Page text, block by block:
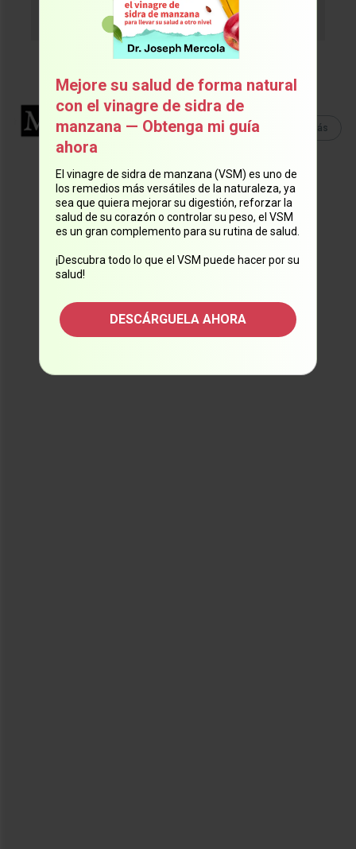
Equipo Mercola
Leemás artículosde este
autor.
Lee Más
Mejore su salud de forma natural
con el vinagre de sidra de
manzana — Obtenga mi guía
ahora
El vinagre de sidra de manzana (VSM) es uno de
los remedios más versátiles de la naturaleza, ya
sea que quiera mejorar su digestión, reforzar la
salud de su corazón o controlar su peso, el VSM
es un gran complemento para su rutina de salud.
¡Descubra todo lo que el VSM puede hacer por su
salud!
DESCÁRGUELA AHORA